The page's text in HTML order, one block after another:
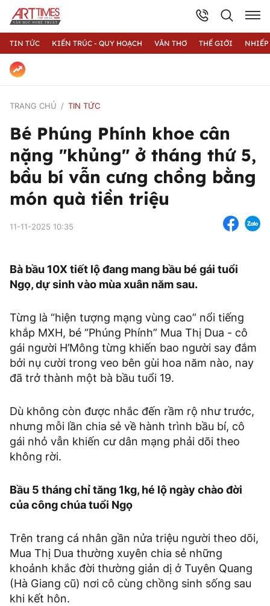
TIN TỨC KIẾN TRÚC - QUY HOẠCH VĂN THƠ THẾ GIỚI
TRANG CHỦ TIN TỨC
Bé Phúng Phính khoe cân
nặng "khủng" ở tháng thứ 5,
bầu bí vẫn cưng chồng bằng
món quà tiền triệu
11-11-2025 10:35
Bà bầu 10X tiết lộ đang mang bầu bé gái tuổi
Ngọ, dự sinh vào mùa xuân năm sau.
Từng là “hiện tượng mạng vùng cao” nổi tiếng
khắp MXH, bé “Phúng Phính” Mua Thị Dua - cô
gái người H’Mông từng khiến bao người say đắm
bởi nụ cười trong veo bên gùi hoa năm nào, nay
đã trở thành một bà bầu tuổi 19.
Dù không còn được nhắc đến rầm rộ như trước,
nhưng mỗi lần chia sẻ về hành trình bầu bí, cô
gái nhỏ vẫn khiến cư dân mạng phải dõi theo
không rời.
Bầu 5 tháng chỉ tăng 1kg, hé lộ ngày chào đời
của công chúa tuổi Ngọ
Trên trang cá nhân gần nửa triệu người theo dõi,
Mua Thị Dua thường xuyên chia sẻ những
khoảnh khắc đời thường giản dị ở Tuyên Quang
(Hà Giang cũ) nơi cô cùng chồng sinh sống sau
khi kết hôn.